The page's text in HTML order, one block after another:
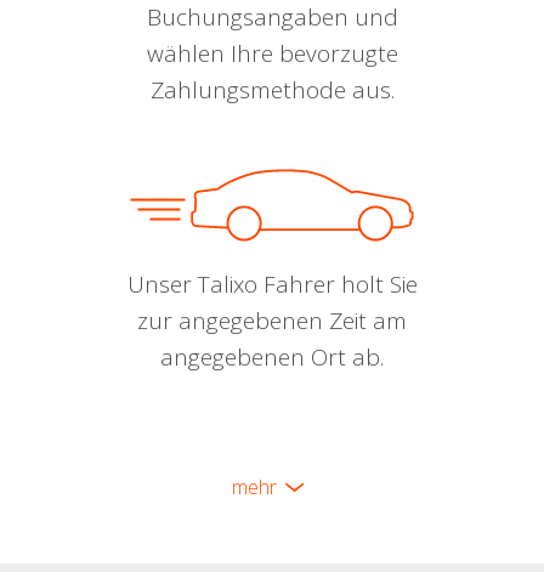
Buchungsangaben und
wählen Ihre bevorzugte
Zahlungsmethode aus.
Unser Talixo Fahrer holt Sie
zur angegebenen Zeit am
angegebenen Ort ab.
mehr